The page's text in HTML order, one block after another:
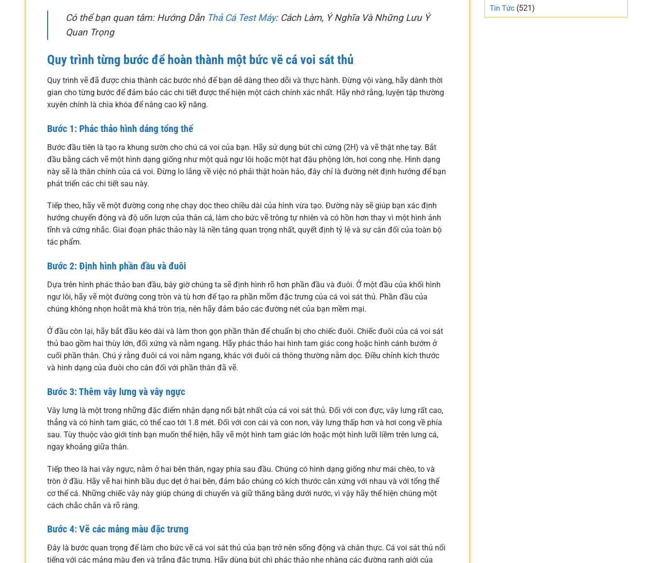
Có thể bạn quan tâm: Hướng Dẫn Thả Cá Test Máy: Cách Làm, Ý Nghĩa Và Những Lưu Ý
Quan Trọng
Quy trình từng bước để hoàn thành một bức vẽ cá voi sát thủ
Quy trình vẽ đã được chia thành các bước nhỏ để bạn dễ dàng theo dõi và thực hành. Đừng vội vàng, hãy dành thời
gian cho từng bước để đảm bảo các chi tiết được thể hiện một cách chính xác nhất. Hãy nhớ rằng, luyện tập thường
xuyên chính là chìa khóa để nâng cao kỹ năng.
Bước 1: Phác thảo hình dáng tổng thể
Bước đầu tiên là tạo ra khung sườn cho chú cá voi của bạn. Hãy sử dụng bút chì cứng (2H) và vẽ thật nhẹ tay. Bắt
đầu bằng cách vẽ một hình dạng giống như một quả ngư lôi hoặc một hạt đậu phộng lớn, hơi cong nhẹ. Hình dạng
này sẽ là thân chính của cá voi. Đừng lo lắng về việc nó phải thật hoàn hảo, đây chỉ là đường nét định hướng để bạn
phát triển các chi tiết sau này.
Tiếp theo, hãy vẽ một đường cong nhẹ chạy dọc theo chiều dài của hình vừa tạo. Đường này sẽ giúp bạn xác định
hướng chuyển động và độ uốn lượn của thân cá, làm cho bức vẽ trông tự nhiên và có hồn hơn thay vì một hình ảnh
tĩnh và cứng nhắc. Giai đoạn phác thảo này là nền tảng quan trọng nhất, quyết định tỷ lệ và sự cân đối của toàn bộ
tác phẩm.
Bước 2: Định hình phần đầu và đuôi
Dựa trên hình phác thảo ban đầu, bây giờ chúng ta sẽ định hình rõ hơn phần đầu và đuôi. Ở một đầu của khối hình
ngư lôi, hãy vẽ một đường cong tròn và tù hơn để tạo ra phần mõm đặc trưng của cá voi sát thủ. Phần đầu của
chúng không nhọn hoắt mà khá tròn trịa, nên hãy đảm bảo các đường nét của bạn mềm mại.
Ở đầu còn lại, hãy bắt đầu kéo dài và làm thon gọn phần thân để chuẩn bị cho chiếc đuôi. Chiếc đuôi của cá voi sát
thủ bao gồm hai thùy lớn, đối xứng và nằm ngang. Hãy phác thảo hai hình tam giác cong hoặc hình cánh bướm ở
cuối phần thân. Chú ý rằng đuôi cá voi nằm ngang, khác với đuôi cá thông thường nằm dọc. Điều chỉnh kích thước
và hình dạng của đuôi cho cân đối với phần thân đã vẽ.
Bước 3: Thêm vây lưng và vây ngực
Vây lưng là một trong những đặc điểm nhận dạng nổi bật nhất của cá voi sát thủ. Đối với con đực, vây lưng rất cao,
thẳng và có hình tam giác, có thể cao tới 1.8 mét. Đối với con cái và con non, vây lưng thấp hơn và hơi cong về phía
sau. Tùy thuộc vào giới tính bạn muốn thể hiện, hãy vẽ một hình tam giác lớn hoặc một hình lưỡi liềm trên lưng cá,
ngay khoảng giữa thân.
Tiếp theo là hai vây ngực, nằm ở hai bên thân, ngay phía sau đầu. Chúng có hình dạng giống như mái chèo, to và
tròn ở đầu. Hãy vẽ hai hình bầu dục dẹt ở hai bên, đảm bảo chúng có kích thước cân xứng với nhau và với tổng thể
cơ thể cá. Những chiếc vây này giúp chúng di chuyển và giữ thăng bằng dưới nước, vì vậy hãy thể hiện chúng một
cách chắc chắn và rõ ràng.
Bước 4: Vẽ các mảng màu đặc trưng
Đây là bước quan trọng để làm cho bức vẽ cá voi sát thủ của bạn trở nên sống động và chân thực. Cá voi sát thủ nổi
tiếng với các mảng màu đen và trắng đặc trưng. Hãy dùng bút chì phác thảo nhẹ nhàng các đường ranh giới của
Tin Tức (521)